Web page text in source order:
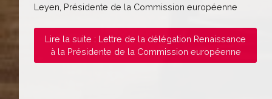
Leyen, Présidente de la Commission européenne
Lire la suite : Lettre de la délégation Renaissance
à la Présidente de la Commission européenne